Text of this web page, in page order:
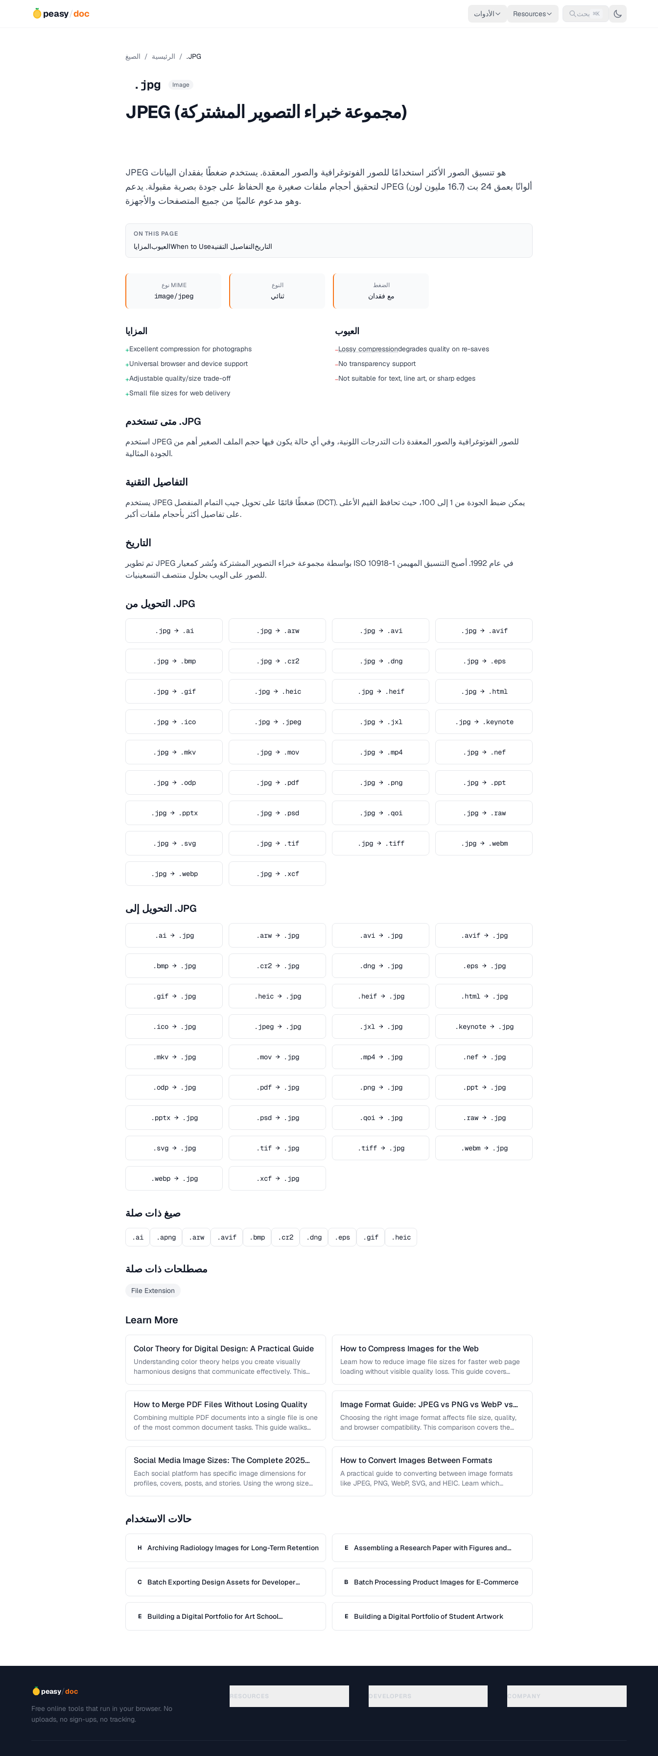
peasy/doc الأدوات Resources بحث ⌘K
الرئيسية / الصيغ / .JPG
.jpg Image
JPEG (مجموعة خبراء التصوير المشتركة)
JPEG هو تنسيق الصور الأكثر استخدامًا للصور الفوتوغرافية والصور المعقدة. يستخدم ضغطًا بفقدان البيانات
لتحقيق أحجام ملفات صغيرة مع الحفاظ على جودة بصرية مقبولة. يدعم JPEG ألوانًا بعمق 24 بت (16.7 مليون لون)
وهو مدعوم عالميًا من جميع المتصفحات والأجهزة.
ON THIS PAGE
المزاياالعيوبWhen to Useالتفاصيل التقنيةالتاريخ
نوع MIME
image/jpeg
النوع
ثنائي
الضغط
مع فقدان
المزايا
+Excellent compression for photographs
+Universal browser and device support
+Adjustable quality/size trade-off
+Small file sizes for web delivery
العيوب
−Lossy compressiondegrades quality on re-saves
−No transparency support
−Not suitable for text, line art, or sharp edges
متى تستخدم .JPG
استخدم JPEG للصور الفوتوغرافية والصور المعقدة ذات التدرجات اللونية، وفي أي حالة يكون فيها حجم الملف الصغير أهم من
الجودة المثالية.
التفاصيل التقنية
يستخدم JPEG ضغطًا قائمًا على تحويل جيب التمام المنفصل (DCT). يمكن ضبط الجودة من 1 إلى 100، حيث تحافظ القيم الأعلى
على تفاصيل أكثر بأحجام ملفات أكبر.
التاريخ
تم تطوير JPEG بواسطة مجموعة خبراء التصوير المشتركة ونُشر كمعيار ISO 10918-1 في عام 1992. أصبح التنسيق المهيمن
للصور على الويب بحلول منتصف التسعينيات.
التحويل من .JPG
.jpg → .ai .jpg → .arw .jpg → .avi .jpg → .avif
.jpg → .bmp .jpg → .cr2 .jpg → .dng .jpg → .eps
.jpg → .gif .jpg → .heic .jpg → .heif .jpg → .html
.jpg → .ico .jpg → .jpeg .jpg → .jxl .jpg → .keynote
.jpg → .mkv .jpg → .mov .jpg → .mp4 .jpg → .nef
.jpg → .odp .jpg → .pdf .jpg → .png .jpg → .ppt
.jpg → .pptx .jpg → .psd .jpg → .qoi .jpg → .raw
.jpg → .svg .jpg → .tif .jpg → .tiff .jpg → .webm
.jpg → .webp .jpg → .xcf
التحويل إلى .JPG
.ai → .jpg .arw → .jpg .avi → .jpg .avif → .jpg
.bmp → .jpg .cr2 → .jpg .dng → .jpg .eps → .jpg
.gif → .jpg .heic → .jpg .heif → .jpg .html → .jpg
.ico → .jpg .jpeg → .jpg .jxl → .jpg .keynote → .jpg
.mkv → .jpg .mov → .jpg .mp4 → .jpg .nef → .jpg
.odp → .jpg .pdf → .jpg .png → .jpg .ppt → .jpg
.pptx → .jpg .psd → .jpg .qoi → .jpg .raw → .jpg
.svg → .jpg .tif → .jpg .tiff → .jpg .webm → .jpg
.webp → .jpg .xcf → .jpg
صيغ ذات صلة
.ai .apng .arw .avif .bmp .cr2 .dng .eps .gif .heic
مصطلحات ذات صلة
File Extension
Learn More
Color Theory for Digital Design: A Practical Guide
Understanding color theory helps you create visually
harmonious designs that communicate effectively. This
How to Compress Images for the Web
Learn how to reduce image file sizes for faster web page
loading without visible quality loss. This guide covers
How to Merge PDF Files Without Losing Quality
Combining multiple PDF documents into a single file is one
of the most common document tasks. This guide walks
Image Format Guide: JPEG vs PNG vs WebP vs
AVIF
Choosing the right image format affects file size, quality,
and browser compatibility. This comparison covers the
Social Media Image Sizes: The Complete 2025
Guide
Each social platform has specific image dimensions for
profiles, covers, posts, and stories. Using the wrong size
How to Convert Images Between Formats
A practical guide to converting between image formats
like JPEG, PNG, WebP, SVG, and HEIC. Learn which
حالات الاستخدام
H Archiving Radiology Images for Long-Term Retention E
Assembling a Research Paper with Figures and
C
Batch Exporting Design Assets for Developer
B Batch Processing Product Images for E-Commerce
E
Building a Digital Portfolio for Art School
E Building a Digital Portfolio of Student Artwork
peasy/doc
Free online tools that run in your browser. No
uploads, no sign-ups, no tracking.
RESOURCES DEVELOPERS COMPANY